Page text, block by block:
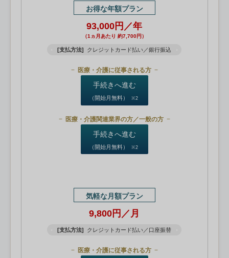
お得な年額プラン
93,000円／年
（1ヵ月あたり 約7,700円）
[支払方法] クレジットカード払い／銀行振込
医療・介護に従事される方
手続きへ進む
（開始月無料） ※2
医療・介護関連業界の方／一般の方
手続きへ進む
（開始月無料） ※2
気軽な月額プラン
9,800円／月
[支払方法] クレジットカード払い／口座振替
医療・介護に従事される方